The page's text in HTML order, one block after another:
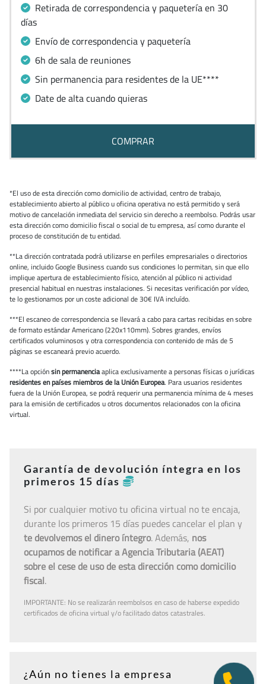
Retirada de correspondencia y paquetería en 30
días
Envío de correspondencia y paquetería
6h de sala de reuniones
Sin permanencia para residentes de la UE****
Date de alta cuando quieras
COMPRAR
*El uso de esta dirección como domicilio de actividad, centro de trabajo,
establecimiento abierto al público u oficina operativa no está permitido y será
motivo de cancelación inmediata del servicio sin derecho a reembolso. Podrás usar
esta dirección como domicilio fiscal o social de tu empresa, así como durante el
proceso de constitución de tu entidad.
**La dirección contratada podrá utilizarse en perfiles empresariales o directorios
online, incluido Google Business cuando sus condiciones lo permitan, sin que ello
implique apertura de establecimiento físico, atención al público ni actividad
presencial habitual en nuestras instalaciones. Si necesitas verificación por vídeo,
te lo gestionamos por un coste adicional de 30€ IVA incluído.
***El escaneo de correspondencia se llevará a cabo para cartas recibidas en sobre
de formato estándar Americano (220x110mm). Sobres grandes, envíos
certificados voluminosos y otra correspondencia con contenido de más de 5
páginas se escaneará previo acuerdo.
****La opciónsin permanenciaaplica exclusivamente a personas físicas o jurídicas
residentes en países miembros de la Unión Europea. Para usuarios residentes
fuera de la Unión Europea, se podrá requerir una permanencia mínima de 4 meses
para la emisión de certificados u otros documentos relacionados con la oficina
virtual.
Garantía de devolución íntegra en los
primeros 15 días
Si por cualquier motivo tu oficina virtual no te encaja,
durante los primeros 15 días puedes cancelar el plan y
te devolvemos el dinero íntegro. Además, nos
ocupamos de notificar a Agencia Tributaria (AEAT)
sobre el cese de uso de esta dirección como domicilio
fiscal.
IMPORTANTE: No se realizarán reembolsos en caso de haberse expedido
certificados de oficina virtual y/o facilitado datos catastrales.
¿Aún no tienes la empresa